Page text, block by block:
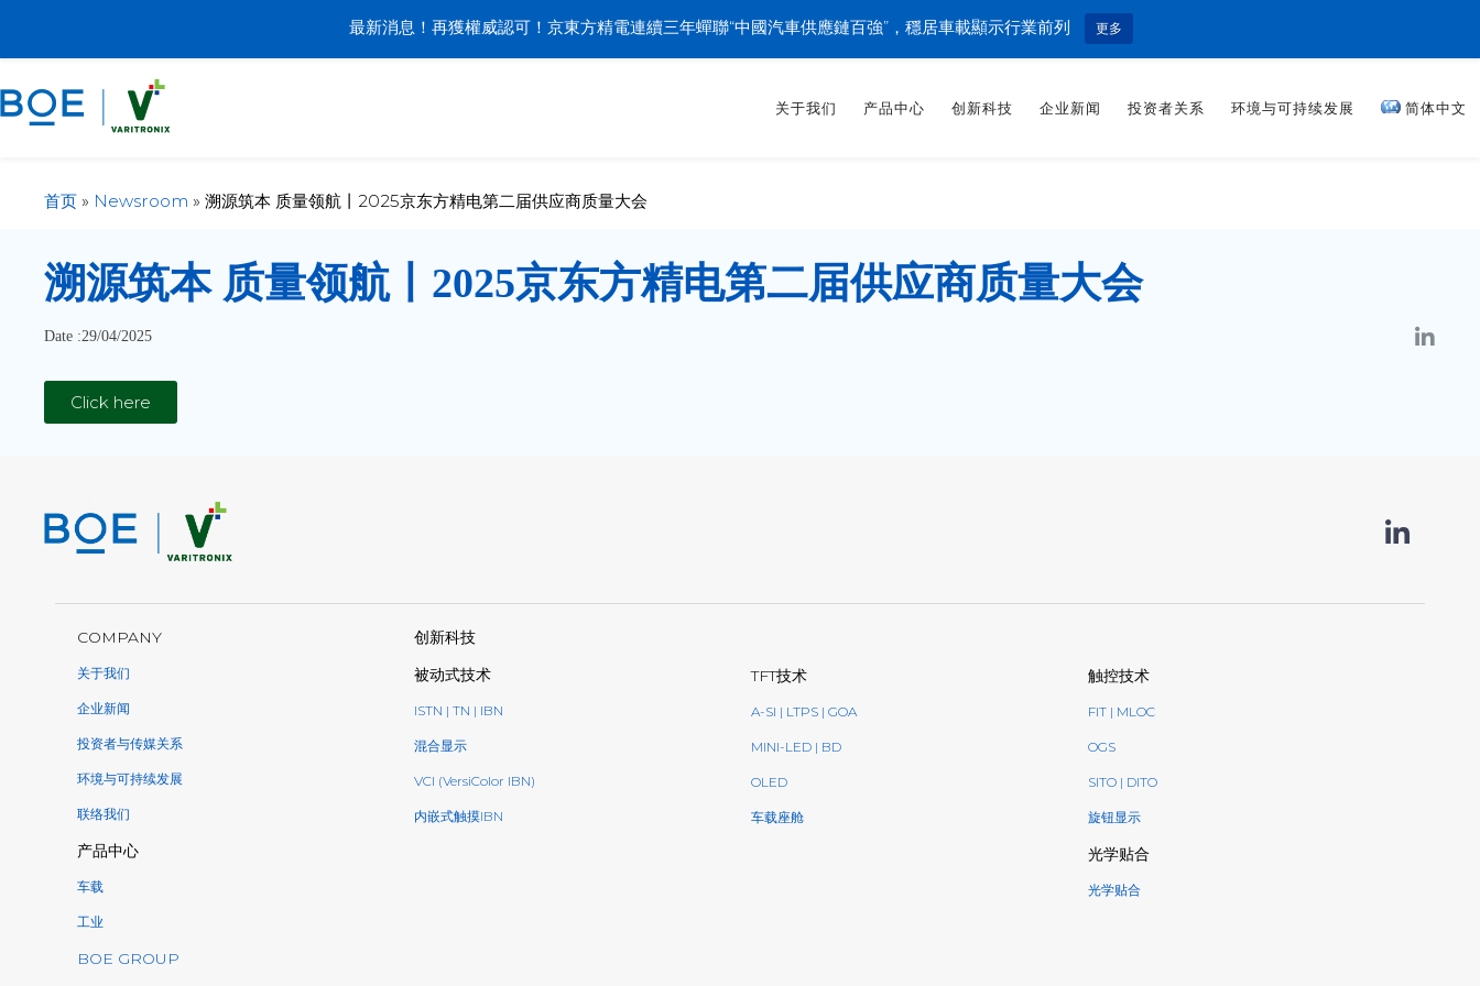
关于我们 产品中心 创新科技 企业新闻 投资者关系 环境与可持续发展 简体中文
首页 » Newsroom » 溯源筑本 质量领航丨2025京东方精电第二届供应商质量大会
溯源筑本 质量领航丨2025京东方精电第二届供应商质量大会
Date :29/04/2025
Click here
COMPANY
关于我们
企业新闻
投资者与传媒关系
环境与可持续发展
联络我们
产品中心
车载
工业
BOE GROUP
创新科技
被动式技术
ISTN | TN | IBN
混合显示
VCI (VersiColor IBN)
内嵌式触摸IBN
TFT技术
A-SI | LTPS | GOA
MINI-LED | BD
OLED
车载座舱
触控技术
FIT | MLOC
OGS
SITO | DITO
旋钮显示
光学贴合
光学贴合
最新消息！再獲權威認可！京東方精電連續三年蟬聯“中國汽車供應鏈百強”，穩居車載顯示行業前列 更多